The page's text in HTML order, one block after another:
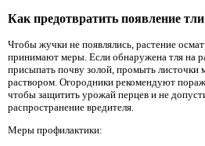
Как предотвратить появление
Чтобы жучки не появлялись, растение
принимают меры. Если обнаружена тля на
присыпать почву золой, промыть
раствором. Огородники рекомендуют
чтобы защитить урожай перцев и не
распространение вредителя.
Меры профилактики: